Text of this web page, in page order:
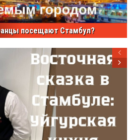
посещают Стамбул?